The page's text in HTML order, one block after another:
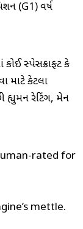
(G1) વર્ષ
સ્પેસક્રાફ્ટ કે
માટે કેટલા
હ્યુમન રેટિંગ, મેન
rated for
mettle.